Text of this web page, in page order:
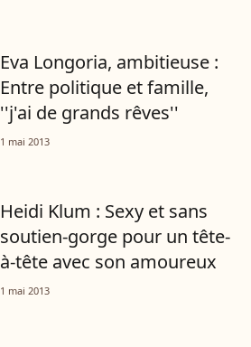
Eva Longoria, ambitieuse :
Entre politique et famille,
''j'ai de grands rêves''
1 mai 2013
Heidi Klum : Sexy et sans
soutien-gorge pour un tête-
à-tête avec son amoureux
1 mai 2013